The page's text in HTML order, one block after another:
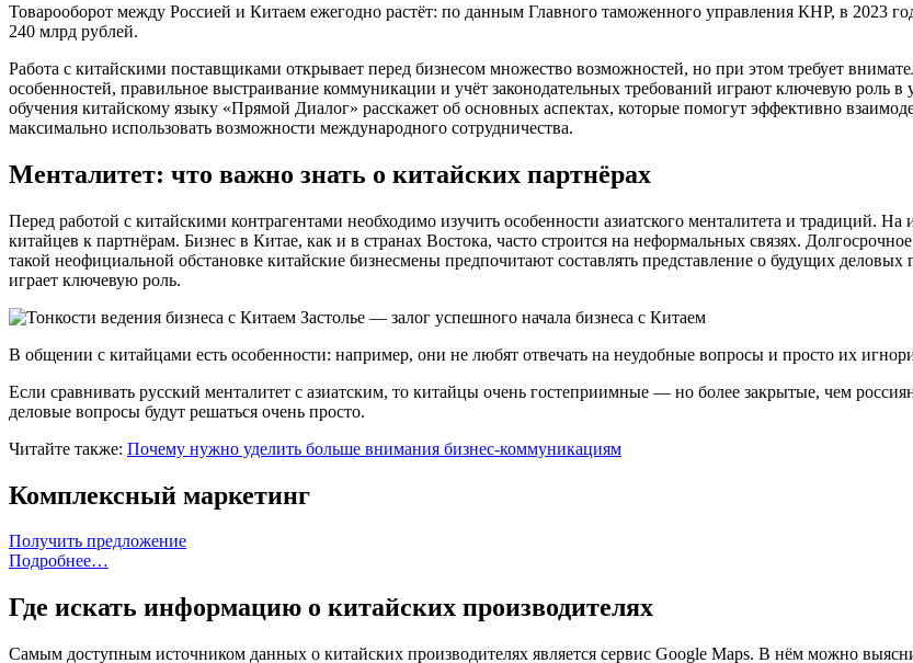
Товарооборот между Россией и Китаем ежегодно растёт: по данным Главного таможенного управления КНР, в 2023
240 млрд рублей.
Работа с китайскими поставщиками открывает перед бизнесом множество возможностей, но при этом требует
особенностей, правильное выстраивание коммуникации и учёт законодательных требований играют ключевую роль
обучения китайскому языку «Прямой Диалог» расскажет об основных аспектах, которые помогут эффективно
максимально использовать возможности международного сотрудничества.
Менталитет: что важно знать о китайских партнёрах
Перед работой с китайскими контрагентами необходимо изучить особенности азиатского менталитета и традиций.
китайцев к партнёрам. Бизнес в Китае, как и в странах Востока, часто строится на неформальных связях.
такой неофициальной обстановке китайские бизнесмены предпочитают составлять представление о будущих
играет ключевую роль.
Застолье — залог успешного начала бизнеса с Китаем
В общении с китайцами есть особенности: например, они не любят отвечать на неудобные вопросы и просто их
Если сравнивать русский менталитет с азиатским, то китайцы очень гостеприимные — но более закрытые, чем
деловые вопросы будут решаться очень просто.
Читайте также: Почему нужно уделить больше внимания бизнес-коммуникациям
Комплексный маркетинг
Получить предложение
Подробнее…
Где искать информацию о китайских производителях
Самым доступным источником данных о китайских производителях является сервис Google Maps. В нём можно